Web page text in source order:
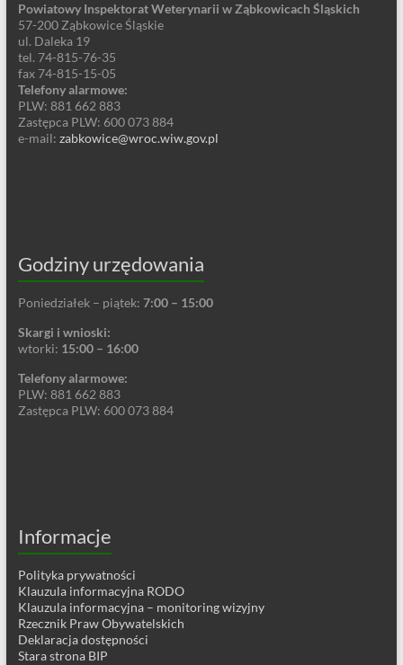
Powiatowy Inspektorat Weterynarii w Ząbkowicach Śląskich
57-200 Ząbkowice Śląskie
ul. Daleka 19
tel. 74-815-76-35
fax 74-815-15-05
Telefony alarmowe:
PLW: 881 662 883
Zastępca PLW: 600 073 884
e-mail: zabkowice@wroc.wiw.gov.pl
Godziny urzędowania
Poniedziałek – piątek: 7:00 – 15:00
Skargi i wnioski:
wtorki: 15:00 – 16:00
Telefony alarmowe:
PLW: 881 662 883
Zastępca PLW: 600 073 884
Informacje
Polityka prywatności
Klauzula informacyjna RODO
Klauzula informacyjna – monitoring wizyjny
Rzecznik Praw Obywatelskich
Deklaracja dostępności
Stara strona BIP